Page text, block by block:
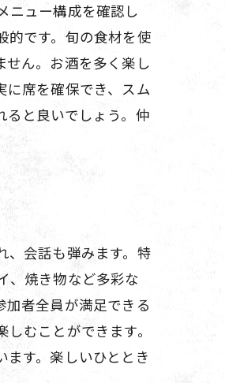
ニュー構成を確認し
的です。旬の食材を使
せん。お酒を多く楽し
に席を確保でき、スム
ると良いでしょう。仲
、会話も弾みます。特
、焼き物など多彩な
者全員が満足できる
むことができます。
す。楽しいひととき